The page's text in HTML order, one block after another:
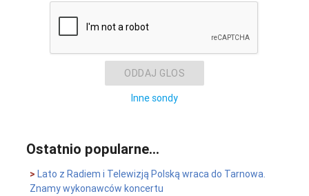
ODDAJ GLOS
Inne sondy
Ostatnio popularne...
> Lato z Radiem i Telewizją Polską wraca do Tarnowa.
Znamy wykonawców koncertu